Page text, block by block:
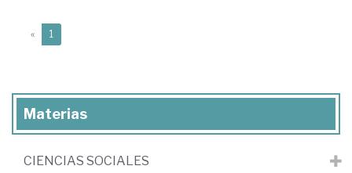
« 1
Materias
CIENCIAS SOCIALES